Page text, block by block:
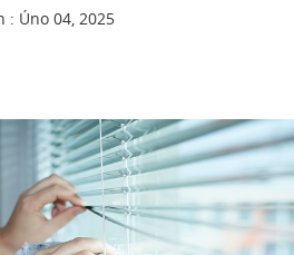
: Úno 04, 2025